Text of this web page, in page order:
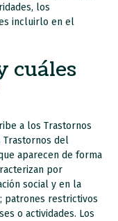
los
incluirlo en el
cuáles
a los Trastornos
Trastornos del
aparecen de forma
por
social y en la
patrones restrictivos
o actividades. Los